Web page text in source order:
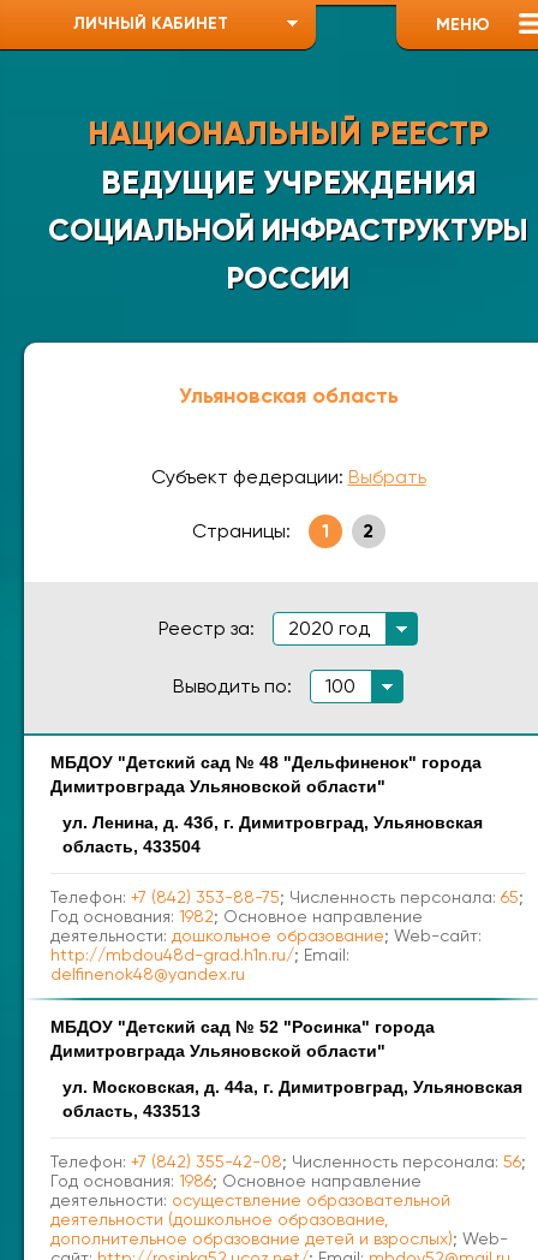
МЕНЮ
ЛИЧНЫЙ КАБИНЕТ
НАЦИОНАЛЬНЫЙ РЕЕСТР
ВЕДУЩИЕ УЧРЕЖДЕНИЯ
СОЦИАЛЬНОЙ ИНФРАСТРУКТУРЫ
РОССИИ
Ульяновская область
Субъект федерации: Выбрать
Страницы: 1 2
Реестр за: 2020 год
Выводить по: 100
Наименование Адрес
МБДОУ "Детский сад № 48 "Дельфиненок" города
Димитровграда Ульяновской области"
ул. Ленина, д. 43б, г. Димитровград, Ульяновская
область, 433504
Телефон: +7 (842) 353-88-75; Численность персонала: 65;
Год основания: 1982; Основное направление
деятельности: дошкольное образование; Web-сайт:
http://mbdou48d-grad.h1n.ru/; Email:
delfinenok48@yandex.ru
МБДОУ "Детский сад № 52 "Росинка" города
Димитровграда Ульяновской области"
ул. Московская, д. 44а, г. Димитровград, Ульяновская
область, 433513
Телефон: +7 (842) 355-42-08; Численность персонала: 56;
Год основания: 1986; Основное направление
деятельности: осуществление образовательной
деятельности (дошкольное образование,
дополнительное образование детей и взрослых); Web-